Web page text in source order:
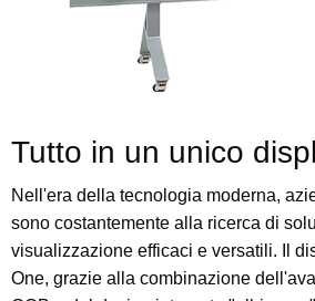
Tutto in un unico
Nell'era della tecnologia moderna,
sono costantemente alla ricerca di
visualizzazione efficaci e versatili. Il
One, grazie alla combinazione